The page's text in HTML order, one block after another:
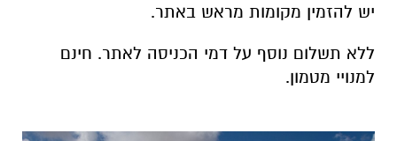
יש להזמין מקומות מראש באתר.
ללא תשלום נוסף על דמי הכניסה לאתר. חינם
למנויי מטמון.